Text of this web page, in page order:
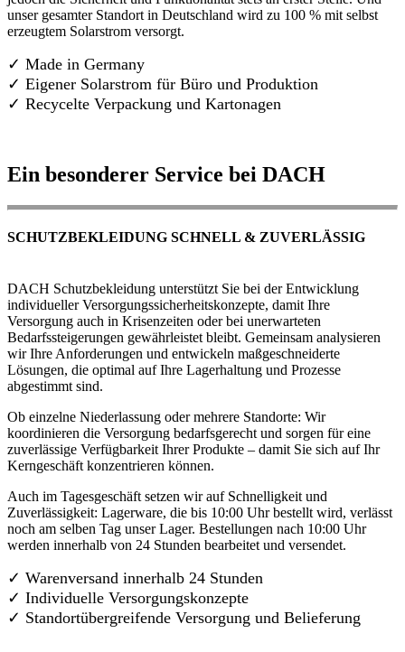
unser gesamter Standort in Deutschland wird zu 100 % mit selbst
erzeugtem Solarstrom versorgt.
✓ Made in Germany
✓ Eigener Solarstrom für Büro und Produktion
✓ Recycelte Verpackung und Kartonagen
Ein besonderer Service bei DACH
SCHUTZBEKLEIDUNG SCHNELL & ZUVERLÄSSIG
DACH Schutzbekleidung unterstützt Sie bei der Entwicklung
individueller Versorgungssicherheitskonzepte, damit Ihre
Versorgung auch in Krisenzeiten oder bei unerwarteten
Bedarfssteigerungen gewährleistet bleibt. Gemeinsam analysieren
wir Ihre Anforderungen und entwickeln maßgeschneiderte
Lösungen, die optimal auf Ihre Lagerhaltung und Prozesse
abgestimmt sind.
Ob einzelne Niederlassung oder mehrere Standorte: Wir
koordinieren die Versorgung bedarfsgerecht und sorgen für eine
zuverlässige Verfügbarkeit Ihrer Produkte – damit Sie sich auf Ihr
Kerngeschäft konzentrieren können.
Auch im Tagesgeschäft setzen wir auf Schnelligkeit und
Zuverlässigkeit: Lagerware, die bis 10:00 Uhr bestellt wird, verlässt
noch am selben Tag unser Lager. Bestellungen nach 10:00 Uhr
werden innerhalb von 24 Stunden bearbeitet und versendet.
✓ Warenversand innerhalb 24 Stunden
✓ Individuelle Versorgungskonzepte
✓ Standortübergreifende Versorgung und Belieferung